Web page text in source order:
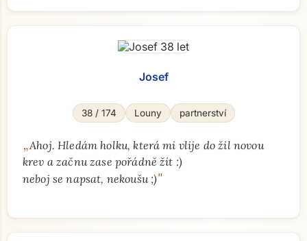
Josef
38 / 174 Louny partnerství
„Ahoj. Hledám holku, která mi vlije do žil novou
krev a začnu zase pořádně žít :)
neboj se napsat, nekoušu ;)"